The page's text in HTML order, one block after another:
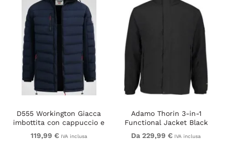
D555 Workington Giacca
imbottita con cappuccio e
fodera in sherpa blu navy
119,99 € IVA inclusa
Adamo Thorin 3-in-1
Functional Jacket Black
Da 229,99 € IVA inclusa